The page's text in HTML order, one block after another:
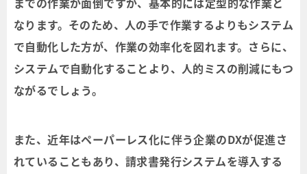
なります。そのため、人の手で作業するよりもシステム
で自動化した方が、作業の効率化を図れます。さらに、
システムで自動化することより、人的ミスの削減にもつ
ながるでしょう。
また、近年はペーパーレス化に伴う企業のDXが促進さ
れていることもあり、請求書発行システムを導入する